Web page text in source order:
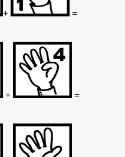
+ =
+ =